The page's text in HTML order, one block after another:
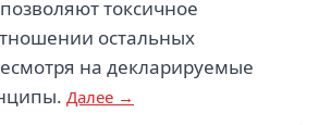
токсичное
остальных
на декларируемые
Далее →